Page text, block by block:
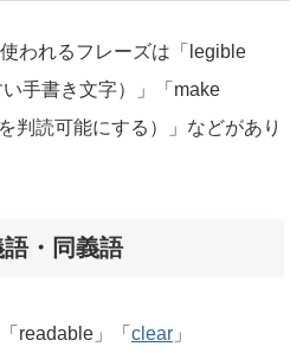
われるフレーズは「legible
手書き文字）」「make
判読可能にする）」などがあり
語・同義語
readable」「 clear 」